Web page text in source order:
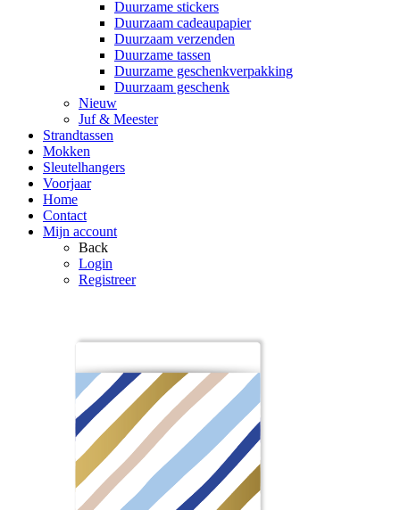
Duurzame stickers
Duurzaam cadeaupapier
Duurzaam verzenden
Duurzame tassen
Duurzame geschenkverpakking
Duurzaam geschenk
Nieuw
Juf & Meester
Strandtassen
Mokken
Sleutelhangers
Voorjaar
Home
Contact
Mijn account
Back
Login
Registreer